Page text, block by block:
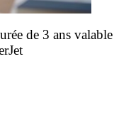
de 3 ans valable